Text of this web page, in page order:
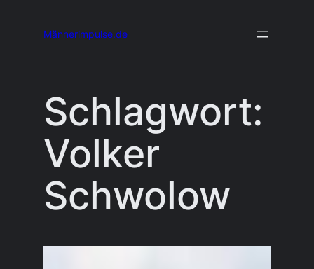
Männerimpulse.de
Schlagwort:
Volker
Schwolow